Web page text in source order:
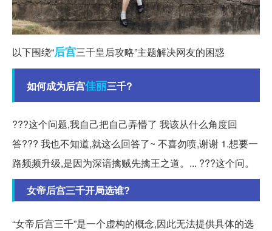
以下围绕“后宫三千皇后攻略”主题解决网友的困惑
如何成为后宫佳丽三千?
???这个问题,我自己把自己弄懵了 我该从什么角度回
答??? 我也不知道,就这么回答了~ 不喜勿喷,谢谢 1.想要一
路频频升级,是因为深谙擒贼先擒王之道。... ???这个问。
女帝后宫三千开局选谁?
“女帝后宫三千”是一个虚构的概念,因此无法提供具体的选